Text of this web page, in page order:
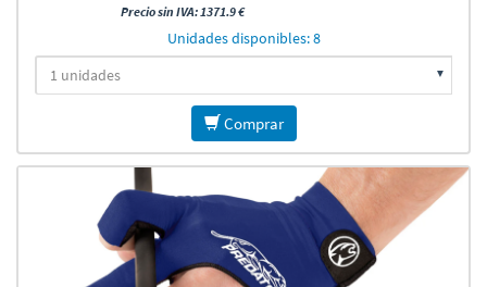
Precio sin IVA: 1371.9 €
Unidades disponibles: 8
Comprar